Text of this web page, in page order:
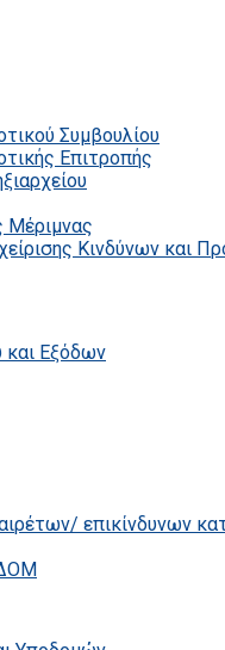
Συμβουλίου
Επιτροπής
Μέριμνας
Κινδύνων και
και Εξόδων
επικίνδυνων